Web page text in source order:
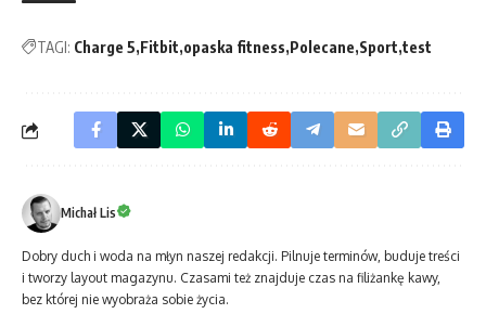
TAGI: Charge 5 Fitbit opaska fitness Polecane Sport test
Michał Lis
Dobry duch i woda na młyn naszej redakcji. Pilnuje terminów, buduje treści
i tworzy layout magazynu. Czasami też znajduje czas na filiżankę kawy,
bez której nie wyobraża sobie życia.